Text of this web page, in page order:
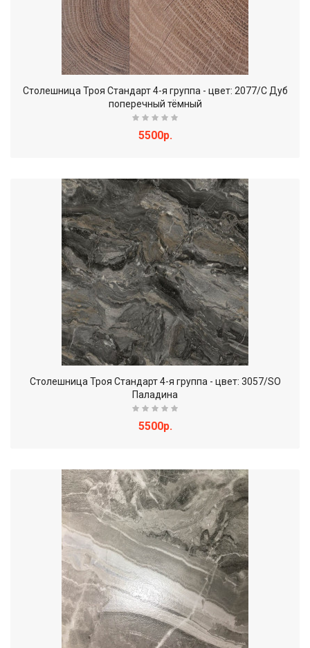
Столешница Троя Стандарт 4-я группа - цвет: 2077/С Дуб
поперечный тёмный
5500р.
Столешница Троя Стандарт 4-я группа - цвет: 3057/SO
Паладина
5500р.